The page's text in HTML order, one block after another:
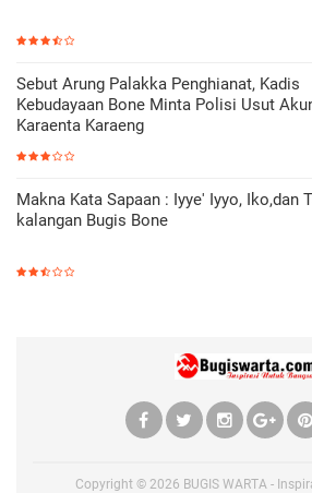
Sebut Arung Palakka Penghianat, Kadis
Kebudayaan Bone Minta Polisi Usut
Karaenta Karaeng
Makna Kata Sapaan : Iyye' Iyyo, Iko,dan
kalangan Bugis Bone
Copyright © 2026 BUGIS WARTA -